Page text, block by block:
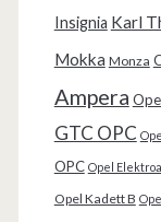
Insignia Karl
Mokka Monza
Ampera
GTC OPC
OPC Opel
Opel Kadett B